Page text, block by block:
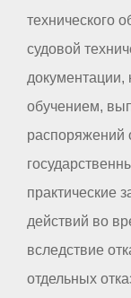
технического
судовой
документации,
обучением,
распоряжений
практические
действий во
вследствие
отдельных